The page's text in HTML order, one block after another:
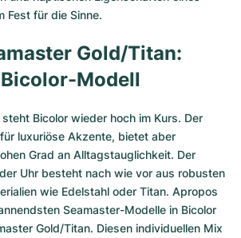
Fest für die Sinne.
Gold/Titan:
Modell
Bicolor wieder hoch im Kurs. Der
luxuriöse Akzente, bietet aber
Grad an Alltagstauglichkeit. Der
Uhr besteht nach wie vor aus robusten
wie Edelstahl oder Titan. Apropos
Seamaster-Modelle in Bicolor
Gold/Titan. Diesen individuellen Mix